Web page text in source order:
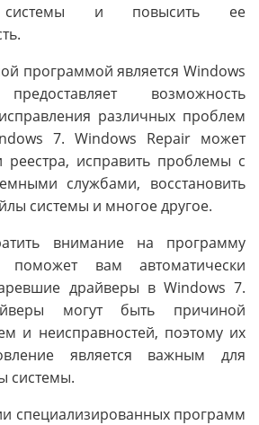
системы и повысить ее
программой является Windows
возможность
различных проблем
7. Windows Repair может
реестра, исправить проблемы с
службами, восстановить
системы и многое другое.
внимание на программу
вам автоматически
драйверы в Windows 7.
могут быть причиной
и неисправностей, поэтому их
является важным для
системы.
специализированных программ